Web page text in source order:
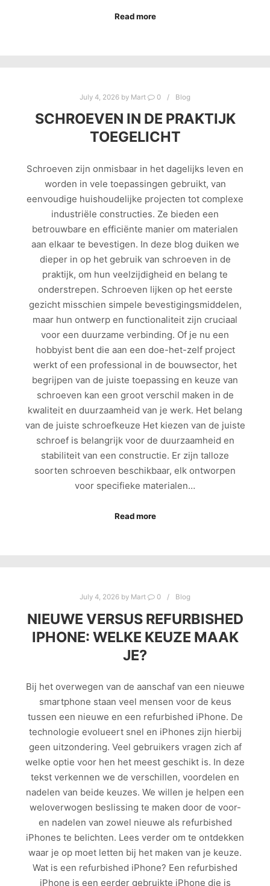
Read more
July 4, 2026 by Mart 0 Blog
SCHROEVEN IN DE PRAKTIJK
TOEGELICHT
Schroeven zijn onmisbaar in het dagelijks leven en
worden in vele toepassingen gebruikt, van
eenvoudige huishoudelijke projecten tot complexe
industriële constructies. Ze bieden een
betrouwbare en efficiënte manier om materialen
aan elkaar te bevestigen. In deze blog duiken we
dieper in op het gebruik van schroeven in de
praktijk, om hun veelzijdigheid en belang te
onderstrepen. Schroeven lijken op het eerste
gezicht misschien simpele bevestigingsmiddelen,
maar hun ontwerp en functionaliteit zijn cruciaal
voor een duurzame verbinding. Of je nu een
hobbyist bent die aan een doe-het-zelf project
werkt of een professional in de bouwsector, het
begrijpen van de juiste toepassing en keuze van
schroeven kan een groot verschil maken in de
kwaliteit en duurzaamheid van je werk. Het belang
van de juiste schroefkeuze Het kiezen van de juiste
schroef is belangrijk voor de duurzaamheid en
stabiliteit van een constructie. Er zijn talloze
soorten schroeven beschikbaar, elk ontworpen
voor specifieke materialen…
Read more
July 4, 2026 by Mart 0 Blog
NIEUWE VERSUS REFURBISHED
IPHONE: WELKE KEUZE MAAK
JE?
Bij het overwegen van de aanschaf van een nieuwe
smartphone staan veel mensen voor de keus
tussen een nieuwe en een refurbished iPhone. De
technologie evolueert snel en iPhones zijn hierbij
geen uitzondering. Veel gebruikers vragen zich af
welke optie voor hen het meest geschikt is. In deze
tekst verkennen we de verschillen, voordelen en
nadelen van beide keuzes. We willen je helpen een
weloverwogen beslissing te maken door de voor-
en nadelen van zowel nieuwe als refurbished
iPhones te belichten. Lees verder om te ontdekken
waar je op moet letten bij het maken van je keuze.
Wat is een refurbished iPhone? Een refurbished
iPhone is een eerder gebruikte iPhone die is